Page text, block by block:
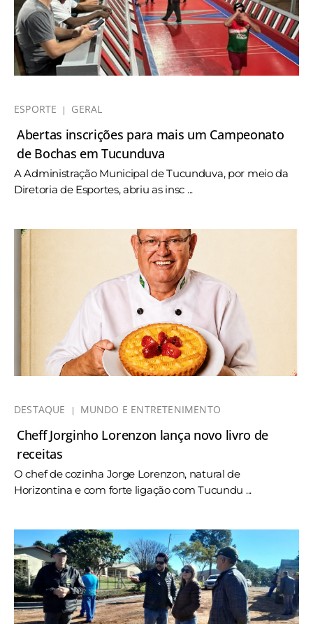
ESPORTE GERAL
Abertas inscrições para mais um Campeonato
de Bochas em Tucunduva
A Administração Municipal de Tucunduva, por meio da
Diretoria de Esportes, abriu as insc ...
DESTAQUE MUNDO E ENTRETENIMENTO
Cheff Jorginho Lorenzon lança novo livro de
receitas
O chef de cozinha Jorge Lorenzon, natural de
Horizontina e com forte ligação com Tucundu ...